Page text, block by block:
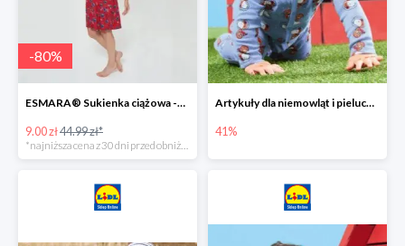
-80%
ESMARA® Sukienka ciążowa -79%
9.00 zł44.99 zł*
Artykuły dla niemowląt i pieluchy w Lidlu Online do -41%
41%